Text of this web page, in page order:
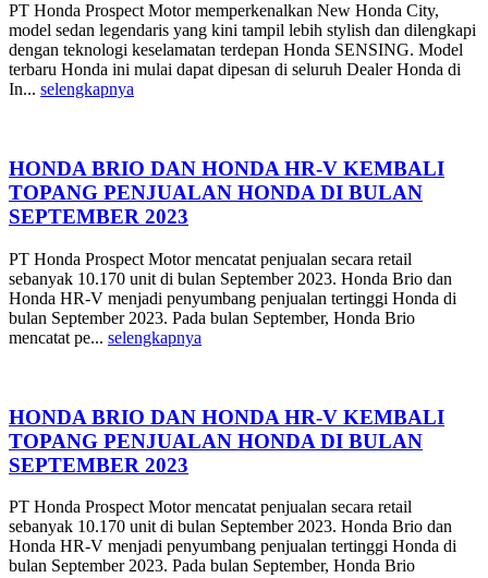
PT Honda Prospect Motor memperkenalkan New Honda City,
model sedan legendaris yang kini tampil lebih stylish dan dilengkapi
dengan teknologi keselamatan terdepan Honda SENSING. Model
terbaru Honda ini mulai dapat dipesan di seluruh Dealer Honda di
In... selengkapnya
HONDA BRIO DAN HONDA HR-V KEMBALI
TOPANG PENJUALAN HONDA DI BULAN
SEPTEMBER 2023
PT Honda Prospect Motor mencatat penjualan secara retail
sebanyak 10.170 unit di bulan September 2023. Honda Brio dan
Honda HR-V menjadi penyumbang penjualan tertinggi Honda di
bulan September 2023. Pada bulan September, Honda Brio
mencatat pe... selengkapnya
HONDA BRIO DAN HONDA HR-V KEMBALI
TOPANG PENJUALAN HONDA DI BULAN
SEPTEMBER 2023
PT Honda Prospect Motor mencatat penjualan secara retail
sebanyak 10.170 unit di bulan September 2023. Honda Brio dan
Honda HR-V menjadi penyumbang penjualan tertinggi Honda di
bulan September 2023. Pada bulan September, Honda Brio